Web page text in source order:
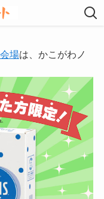
場は、かこがわノ